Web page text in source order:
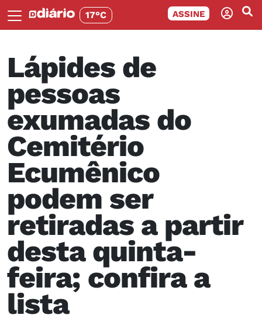
17°C ASSINE
Lápides de
pessoas
exumadas do
Cemitério
Ecumênico
podem ser
retiradas a partir
desta quinta-
feira; confira a
lista